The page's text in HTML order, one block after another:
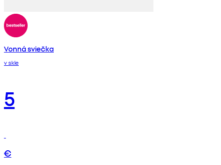
Vonná sviečka
v skle
5
€